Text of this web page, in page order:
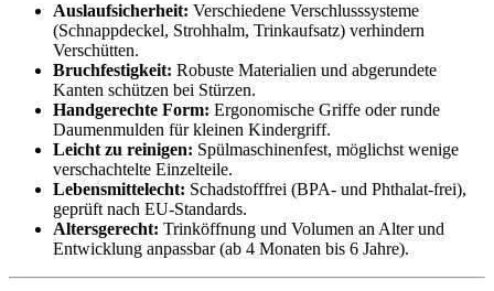
Auslaufsicherheit: Verschiedene Verschlusssysteme
(Schnappdeckel, Strohhalm, Trinkaufsatz) verhindern
Verschütten.
Bruchfestigkeit: Robuste Materialien und abgerundete
Kanten schützen bei Stürzen.
Handgerechte Form: Ergonomische Griffe oder runde
Daumenmulden für kleinen Kindergriff.
Leicht zu reinigen: Spülmaschinenfest, möglichst wenige
verschachtelte Einzelteile.
Lebensmittelecht: Schadstofffrei (BPA‑ und Phthalat‑frei),
geprüft nach EU-Standards.
Altersgerecht: Trinköffnung und Volumen an Alter und
Entwicklung anpassbar (ab 4 Monaten bis 6 Jahre).